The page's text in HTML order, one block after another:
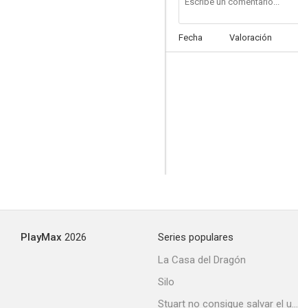
Fecha Valoración
PlayMax 2026
Series populares
La Casa del Dragón
Silo
Stuart no consigue salvar el universo